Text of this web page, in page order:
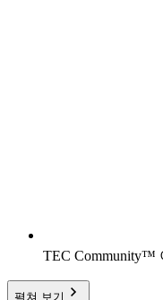
TEC Community™
펼쳐 보기